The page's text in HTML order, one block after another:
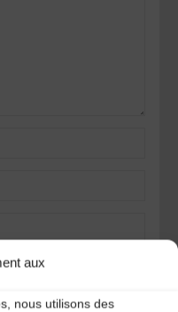
aux
nous utilisons des
in my browser for next